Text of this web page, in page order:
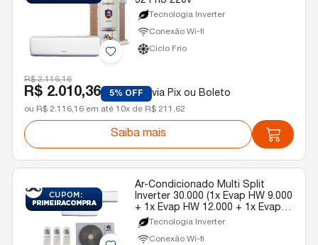
Tecnologia Inverter
Conexão Wi-fi
Ciclo Frio
R$ 2.116,16
R$ 2.010,36 5% OFF via Pix ou Boleto
ou R$ 2.116,16 em até 10x de R$ 211,62
Saiba mais
Ar-Condicionado Multi Split
Inverter 30.000 (1x Evap HW 9.000
+ 1x Evap HW 12.000 + 1x Evap
HW 24.000) Gree Quente/Frio R-
32 220v
Tecnologia Inverter
Conexão Wi-fi